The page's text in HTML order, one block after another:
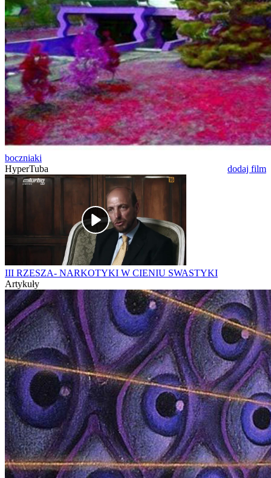
boczniaki
HyperTuba
dodaj film
III RZESZA- NARKOTYKI W CIENIU SWASTYKI
Artykuły